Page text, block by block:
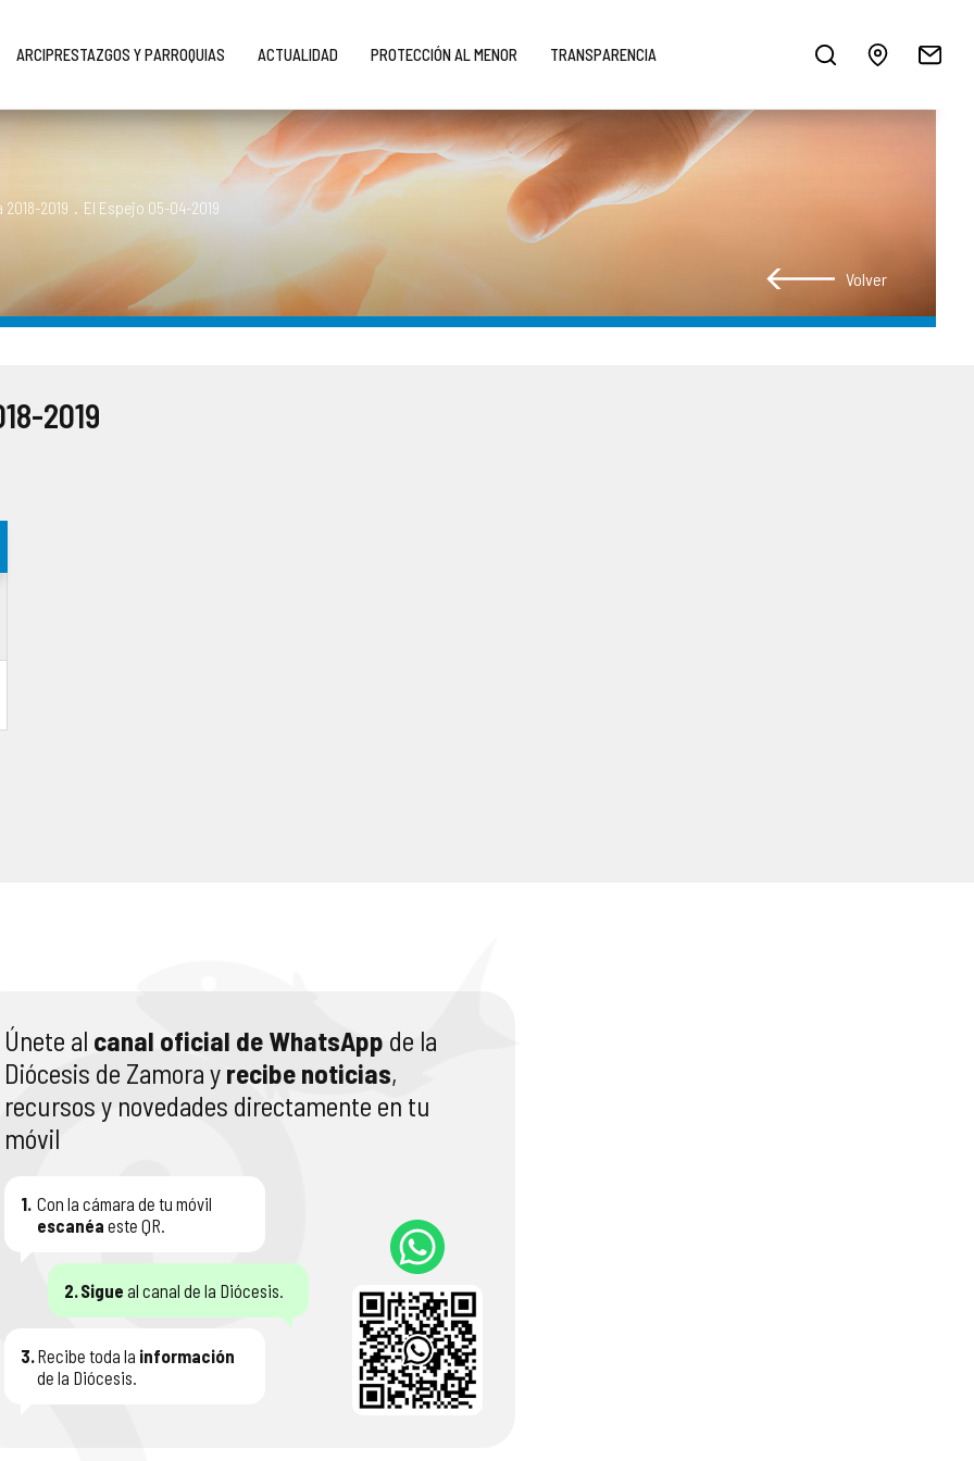
ARCIPRESTAZGOS Y PARROQUIAS ACTUALIDAD PROTECCIÓN AL MENOR TRANSPARENCIA
2019 . El Espejo 05-04-2019
Volver
2019
Únete al canal oficial de WhatsApp de la
Diócesis de Zamora y recibe noticias,
recursos y novedades directamente en tu
móvil
1. Con la cámara de tu móvil
escanéa este QR.
2.Sigue al canal de la Diócesis.
3.Recibe toda la información
de la Diócesis.